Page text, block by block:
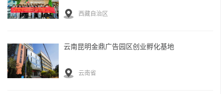
西藏自治区
云南昆明金鼎广告园区创业孵化基地
云南省